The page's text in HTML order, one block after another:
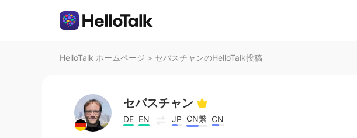
HelloTalk ホームページ > セバスチャンのHelloTalk投稿
セバスチャン
DE EN JP CN繁 CN